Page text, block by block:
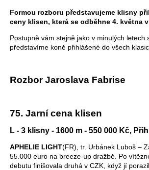
Formou rozboru představujeme klisny
ceny klisen, která se odběhne 4. května
Postupně vám stejně jako v minulých letech
představíme koně přihlášené do všech
Rozbor Jaroslava Fabrise
75. Jarní cena klisen
L - 3 klisny - 1600 m - 550 000 Kč,
APHELIE LIGHT(FR), tr. Urbánek Luboš –
55.000 euro na breeze-up dražbě. Po
debutu finišovala druhá v CZK, když jí